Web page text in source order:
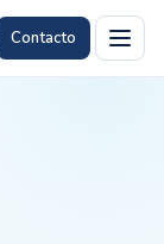
Contacto